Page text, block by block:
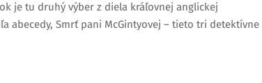
je tu druhý výber z diela kráľovnej anglickej
abecedy, Smrť pani McGintyovej – tieto tri detektívne